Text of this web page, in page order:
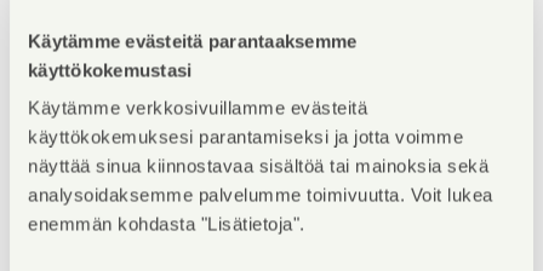
Käytämme evästeitä parantaaksemme
käyttökokemustasi
Käytämme verkkosivuillamme evästeitä
käyttökokemuksesi parantamiseksi ja jotta voimme
näyttää sinua kiinnostavaa sisältöä tai mainoksia sekä
analysoidaksemme palvelumme toimivuutta. Voit lukea
enemmän kohdasta "Lisätietoja".
Property Introduction
TERVETULOA asuntoesittelyyn maanantaina
3.8.2026 klo 16-17! Esittely tapahtuu keskeneräisellä
rakennustyömaalla, jonka vuoksi kulku ei välttämättä